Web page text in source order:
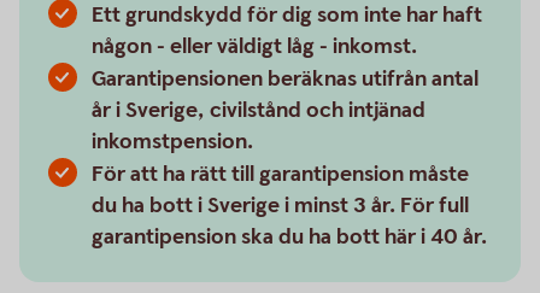
Ett grundskydd för dig som inte har haft
någon - eller väldigt låg - inkomst.
Garantipensionen beräknas utifrån antal
år i Sverige, civilstånd och intjänad
inkomstpension.
För att ha rätt till garantipension måste
du ha bott i Sverige i minst 3 år. För full
garantipension ska du ha bott här i 40 år.